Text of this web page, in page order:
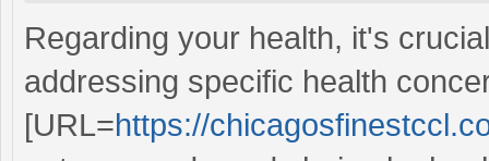
Regarding your health, it's
addressing specific health
[URL=https://